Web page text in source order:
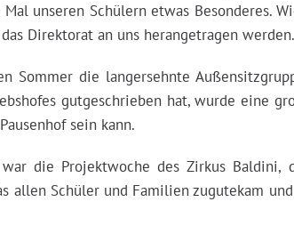
unseren Schülern etwas Besonderes.
Direktorat an uns herangetragen werden.
Sommer die langersehnte
gutgeschrieben hat, wurde eine
sein kann.
die Projektwoche des Zirkus
allen Schüler und Familien zugutekam